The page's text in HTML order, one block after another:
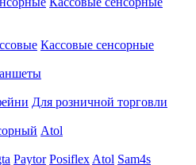
Кассовые сенсорные
Для розничной торговли
Atol
Paytor Posiflex Atol Sam4s